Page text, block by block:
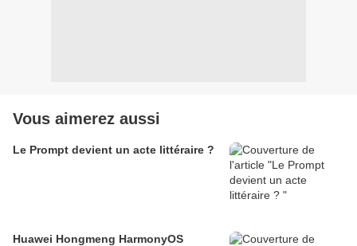
Vous aimerez aussi
Le Prompt devient un acte littéraire ?
Huawei Hongmeng HarmonyOS